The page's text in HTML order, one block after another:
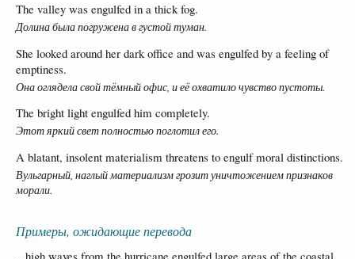
The valley was engulfed in a thick fog.
Долина была погружена в густой туман.
She looked around her dark office and was engulfed by a feeling of
emptiness.
Она оглядела свой тёмный офис, и её охватило чувство пустоты.
The bright light engulfed him completely.
Этот яркий свет полностью поглотил его.
A blatant, insolent materialism threatens to engulf moral distinctions.
Вульгарный, наглый материализм грозит уничтожением признаков
морали.
Примеры, ожидающие перевода
...high waves from the hurricane engulfed large areas of the coastal